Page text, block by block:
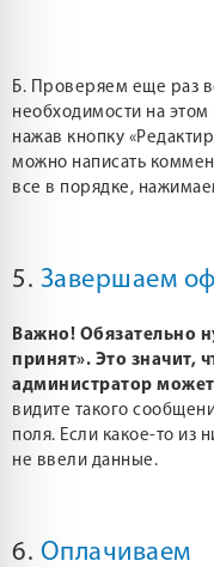
Б. Проверяем еще раз
необходимости на
нажав кнопку
можно написать
все в порядке,
5. Завершаем
Важно! Обязательно
принят». Это значит,
администратор
видите такого
поля. Если какое-то из
не ввели данные.
6. Оплачиваем